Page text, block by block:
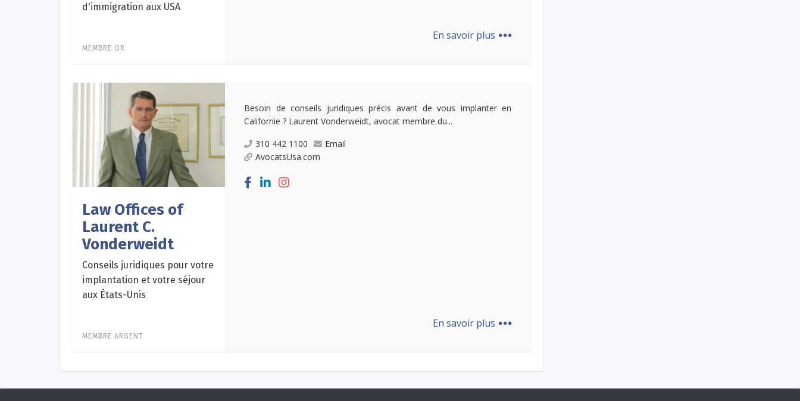
d'immigration aux USA
MEMBRE OR
En savoir plus ...
Law Offices of
Laurent C.
Vonderweidt
Conseils juridiques pour votre
implantation et votre séjour
aux États-Unis
MEMBRE ARGENT
Besoin de conseils juridiques précis avant de vous implanter en
Californie ? Laurent Vonderweidt, avocat membre du...
310 442 1100
Email
AvocatsUsa.com
En savoir plus ...